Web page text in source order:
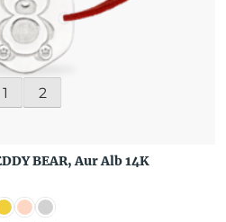
1 2
BEAR, Aur Alb 14K